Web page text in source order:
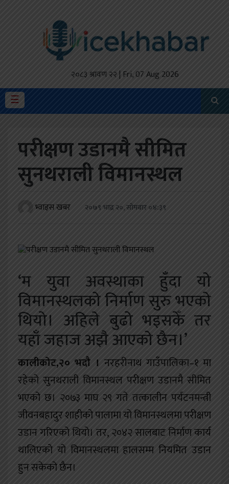
२०८३ श्रावण २२ | Fri, 07 Aug 2026
☰
मैथिली
प्रदेश
विचार
स्वास्थ्य
परीक्षण उडानमै सीमित
सुनथराली विमानस्थल
भ्वाइस खबर २०७९ भाद्र २०, सोमबार ०४:३९
‘म युवा अवस्थाका हुँदा यो
विमानस्थलको निर्माण सुरु भएको
थियो। अहिले बुढो भइसकेँ तर
यहाँ जहाज अझै आएको छैन।’
कालीकोट,२० भदौ ।नरहरीनाथ गाउँपालिका–१ मा
रहेको सुनथराली विमानस्थल परीक्षण उडानमै सीमित
भएको छ। २०७३ माघ २९ गते तत्कालीन पर्यटनमन्त्री
जीवनबहादुर शाहीको पालामा यो विमानस्थलमा परीक्षण
उडान गरिएको थियो। तर, २०४२ सालबाट निर्माण कार्य
थालिएको यो विमानस्थलमा हालसम्म नियमित उडान
हुन सकेको छैन।